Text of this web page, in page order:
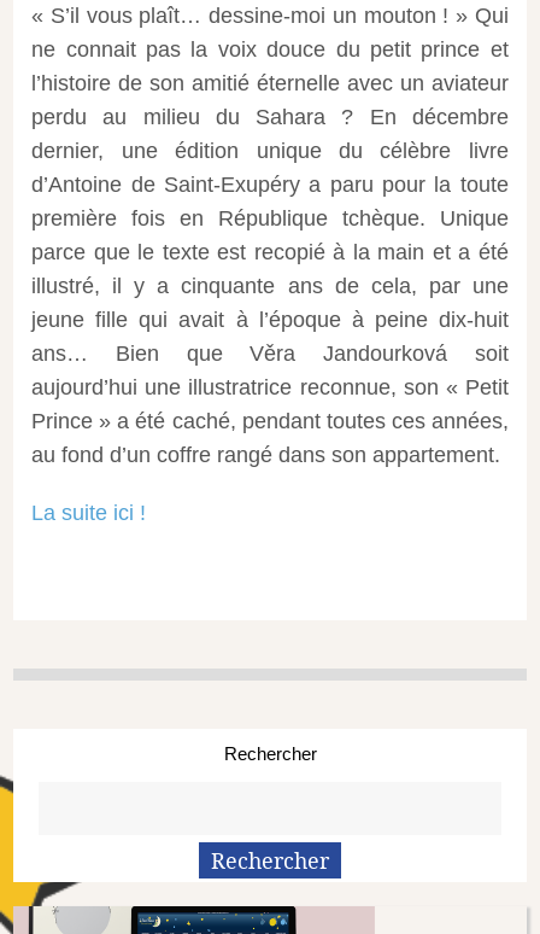
« S’il vous plaît… dessine-moi un mouton ! » Qui
ne connait pas la voix douce du petit prince et
l’histoire de son amitié éternelle avec un aviateur
perdu au milieu du Sahara ? En décembre
dernier, une édition unique du célèbre livre
d’Antoine de Saint-Exupéry a paru pour la toute
première fois en République tchèque. Unique
parce que le texte est recopié à la main et a été
illustré, il y a cinquante ans de cela, par une
jeune fille qui avait à l’époque à peine dix-huit
ans… Bien que Věra Jandourková soit
aujourd’hui une illustratrice reconnue, son « Petit
Prince » a été caché, pendant toutes ces années,
au fond d’un coffre rangé dans son appartement.
La suite ici !
Rechercher